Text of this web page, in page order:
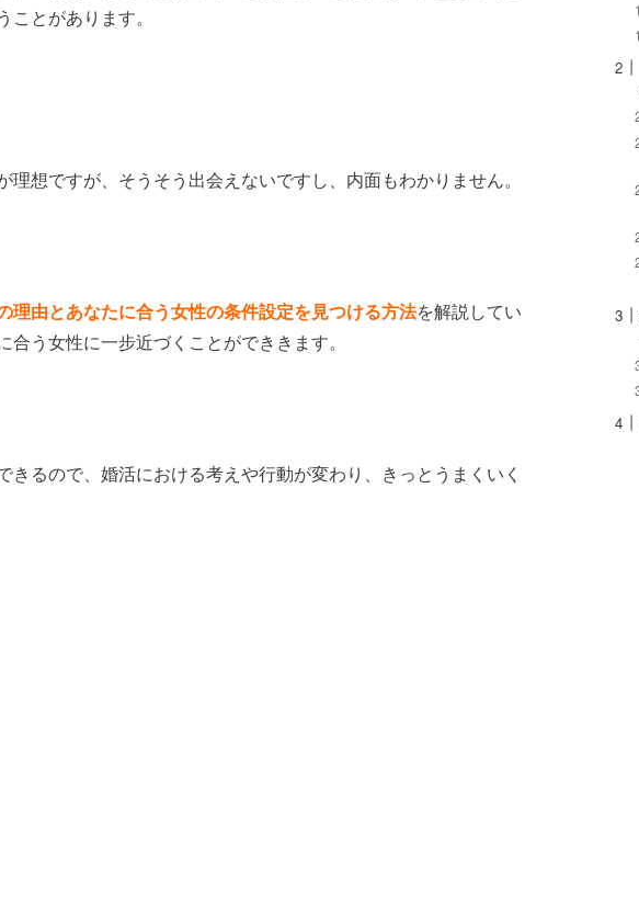
ことがあります。
想ですが、そうそう出会えないですし、内面もわかりません。
理由とあなたに合う女性の条件設定を見つける方法を解説してい
う女性に一步近づくことができきます。
るので、婚活における考えや行動が変わり、きっとうまくいく